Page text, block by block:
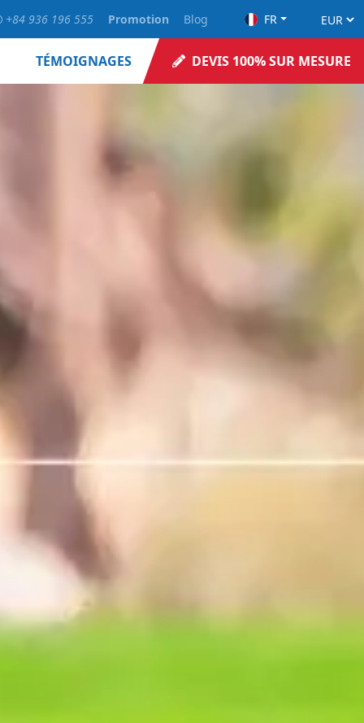
+84 936 196 555 Promotion Blog FR
TÉMOIGNAGES DEVIS 100% SUR MESURE